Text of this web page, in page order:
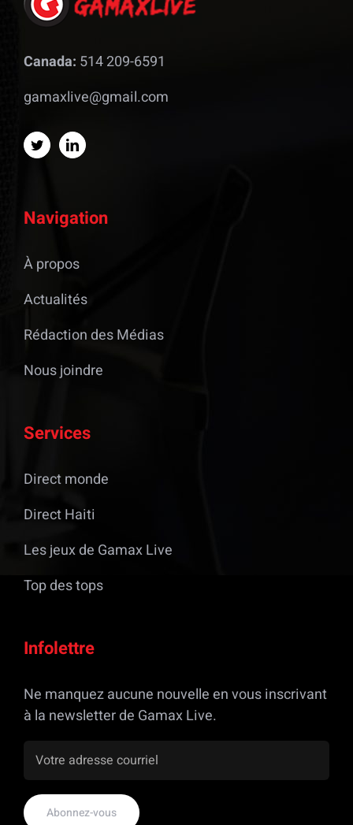
Canada: 514 209-6591
gamaxlive@gmail.com
Navigation
À propos
Actualités
Rédaction des Médias
Nous joindre
Services
Direct monde
Direct Haiti
Les jeux de Gamax Live
Top des tops
Infolettre
Ne manquez aucune nouvelle en vous inscrivant
à la newsletter de Gamax Live.